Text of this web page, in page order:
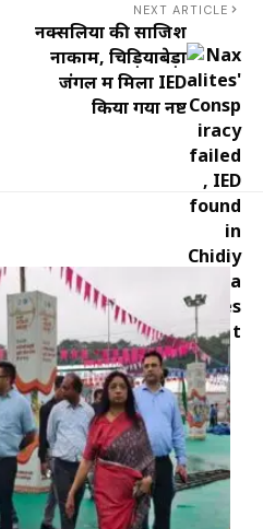
NEXT ARTICLE
नक्सलियों की साजिश
नाकाम, चिड़ियाबेड़ा
जंगल में मिला IED
किया गया नष्ट